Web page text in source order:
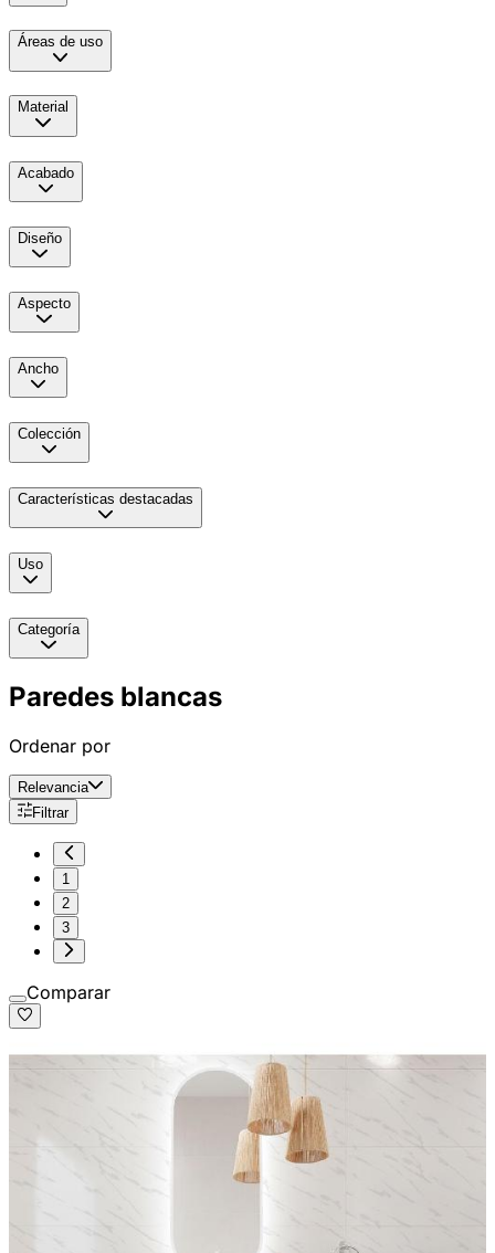
Áreas de uso
Material
Acabado
Diseño
Aspecto
Ancho
Colección
Características destacadas
Uso
Categoría
Paredes blancas
Ordenar por
Relevancia
Filtrar
1
2
3
Comparar